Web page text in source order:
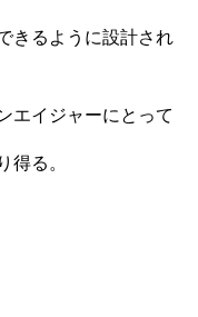
きるように設計され
エイジャーにとって
得る。